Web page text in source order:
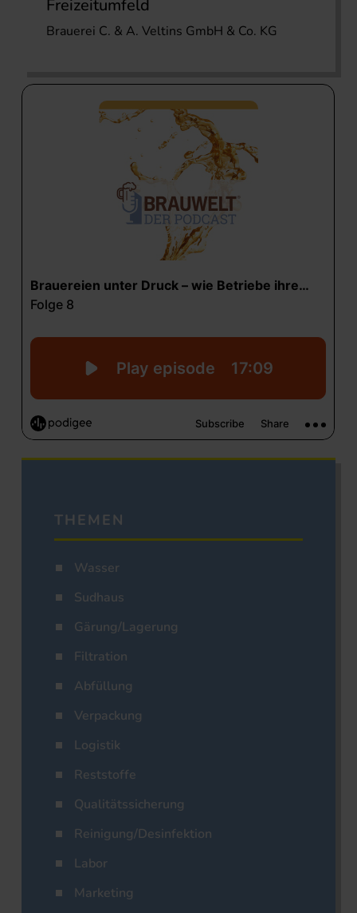
Freizeitumfeld
Brauerei C. & A. Veltins GmbH & Co. KG
THEMEN
Wasser
Sudhaus
Gärung/Lagerung
Filtration
Abfüllung
Verpackung
Logistik
Reststoffe
Qualitätssicherung
Reinigung/Desinfektion
Labor
Marketing